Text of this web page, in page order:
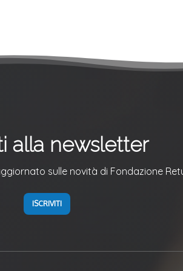
alla newsletter
sulle novità di Fondazione
ISCRIVITI